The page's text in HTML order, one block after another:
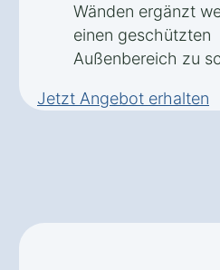
Wänden ergänzt
einen geschützten
Außenbereich zu
Jetzt Angebot erhalten